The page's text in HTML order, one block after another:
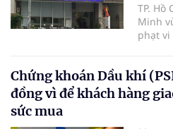
TP. Hồ
Minh
phạt
Bệnh
tiền
phạm
Chứng khoán Dầu khí
đồng vì để khách hàng
sức mua